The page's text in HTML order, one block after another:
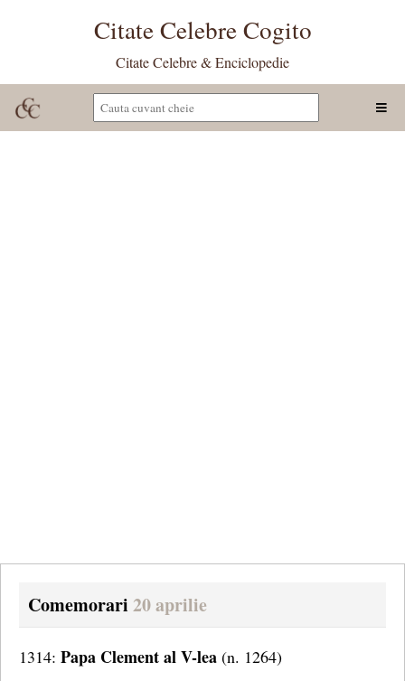
Citate Celebre Cogito
Citate Celebre & Enciclopedie
Comemorari 20 aprilie
1314: Papa Clement al V-lea (n. 1264)